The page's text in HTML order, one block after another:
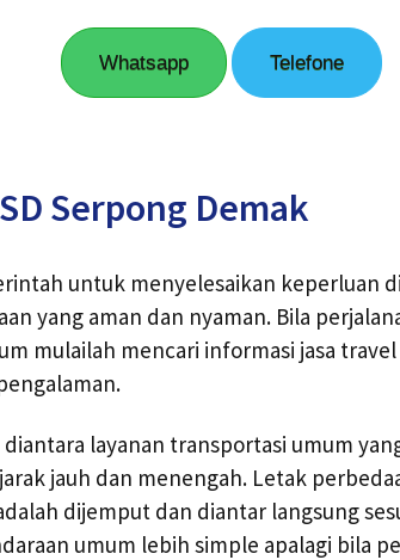
Whatsapp Telefone
Serpong Demak
untuk menyelesaikan keperluan
yang aman dan nyaman. Bila
mulailah mencari informasi jasa
layanan transportasi umum
jauh dan menengah. Letak
dijemput dan diantar langsung
umum lebih simple apalagi bila